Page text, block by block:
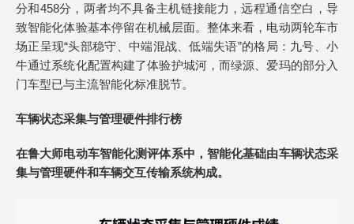
分和458分，两者均不具备主机链接能力，远程通信空白，导
致智能化体验基本停留在机械层面。整体来看，电动两轮车市
场正呈现“头部稳守、中端混战、低端失语”的格局：九号、小
牛通过系统化配置构建了体验护城河，而绿源、爱玛的部分入
门车型已与主流智能化标准脱节。
车辆状态采集与管理硬件排行榜
在鲁大师电动车智能化测评体系中，智能化基础由车辆状态采
集与管理硬件和车辆交互传输系统构成。